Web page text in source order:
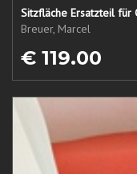
Sitzfläche Ersatzteil für
Breuer, Marcel
€ 119.00